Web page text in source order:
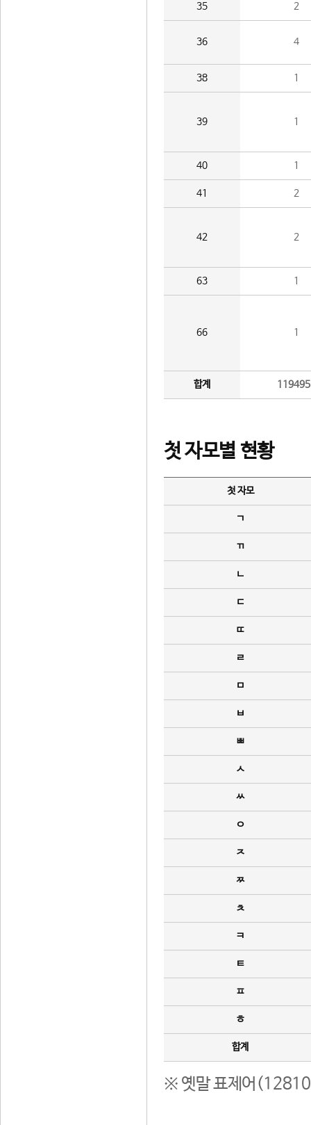
35 2
36 4
38 1
39 1
40 1
41 2
42 2
63 1
66 1
합계
첫 자모별 현황
첫 자모
ㄱ
ㄲ
ㄴ
ㄷ
ㄸ
ㄹ
ㅁ
ㅂ
ㅃ
ㅅ
ㅆ
ㅇ
ㅈ
ㅉ
ㅊ
ㅋ
ㅌ
ㅍ
ㅎ
합계
※ 옛말 표제어(12810